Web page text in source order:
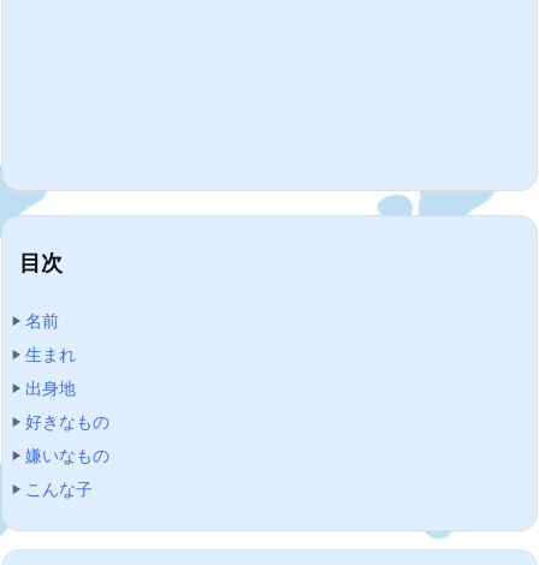
目次
名前
生まれ
出身地
好きなもの
嫌いなもの
こんな子